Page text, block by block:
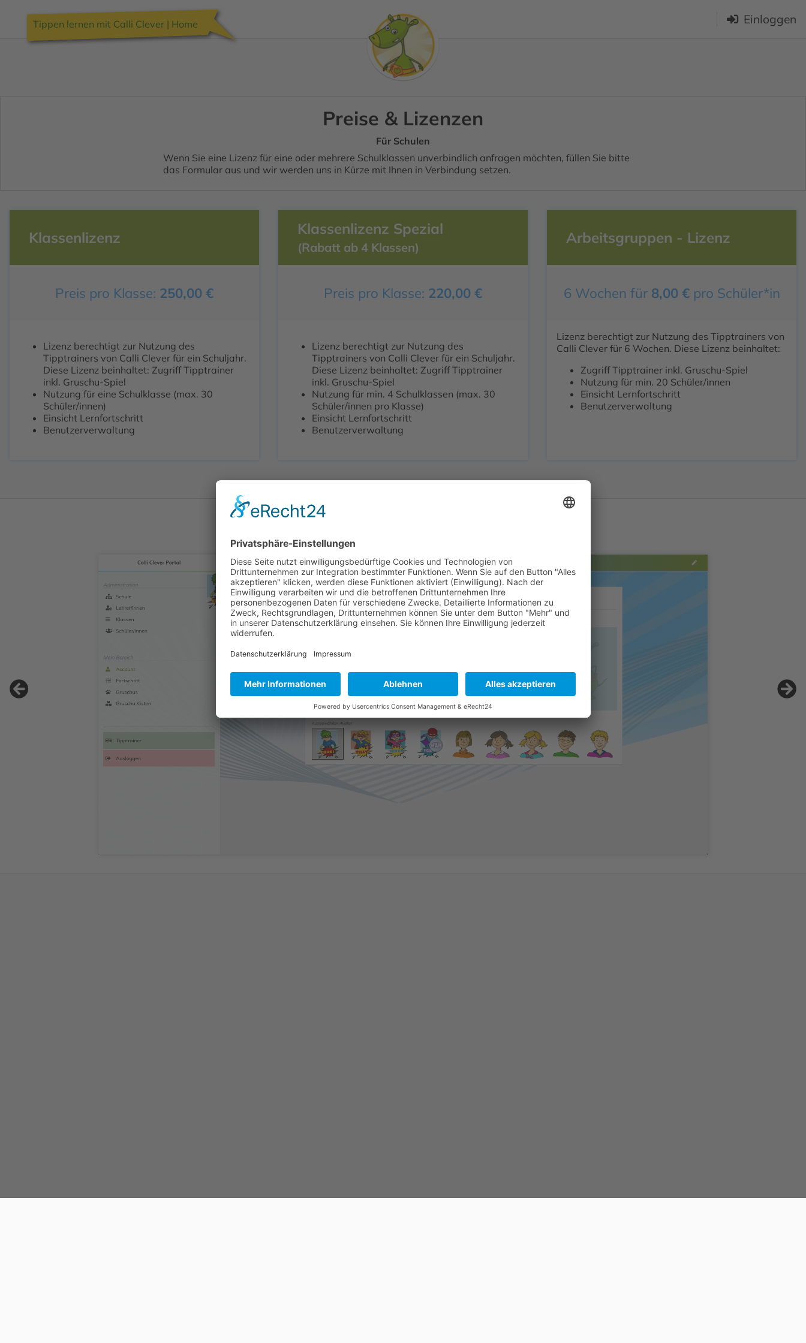
Tippen lernen mit Calli Clever | Home Einloggen
Preise & Lizenzen
Für Schulen
Wenn Sie eine Lizenz für eine oder mehrere Schulklassen unverbindlich anfragen möchten, füllen Sie bitte
das Formular aus und wir werden uns in Kürze mit Ihnen in Verbindung setzen.
Klassenlizenz
Preis pro Klasse: 250,00 €
Lizenz berechtigt zur Nutzung des
Tipptrainers von Calli Clever für ein Schuljahr.
Diese Lizenz beinhaltet: Zugriff Tipptrainer
inkl. Gruschu-Spiel
Nutzung für eine Schulklasse (max. 30
Schüler/innen)
Einsicht Lernfortschritt
Benutzerverwaltung
Klassenlizenz Spezial
(Rabatt ab 4 Klassen)
Preis pro Klasse: 220,00 €
Lizenz berechtigt zur Nutzung des
Tipptrainers von Calli Clever für ein Schuljahr.
Diese Lizenz beinhaltet: Zugriff Tipptrainer
inkl. Gruschu-Spiel
Nutzung für min. 4 Schulklassen (max. 30
Schüler/innen pro Klasse)
Einsicht Lernfortschritt
Benutzerverwaltung
Arbeitsgruppen - Lizenz
6 Wochen für 8,00 €pro Schüler*in
Lizenz berechtigt zur Nutzung des Tipptrainers von
Calli Clever für 6 Wochen. Diese Lizenz beinhaltet:
Zugriff Tipptrainer inkl. Gruschu-Spiel
Nutzung für min. 20 Schüler/innen
Einsicht Lernfortschritt
Benutzerverwaltung